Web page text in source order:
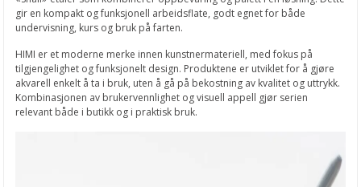
gir en kompakt og funksjonell arbeidsflate, godt egnet for både
undervisning, kurs og bruk på farten.
HIMI er et moderne merke innen kunstnermateriell, med fokus på
tilgjengelighet og funksjonelt design. Produktene er utviklet for å gjøre
akvarell enkelt å ta i bruk, uten å gå på bekostning av kvalitet og uttrykk.
Kombinasjonen av brukervennlighet og visuell appell gjør serien
relevant både i butikk og i praktisk bruk.